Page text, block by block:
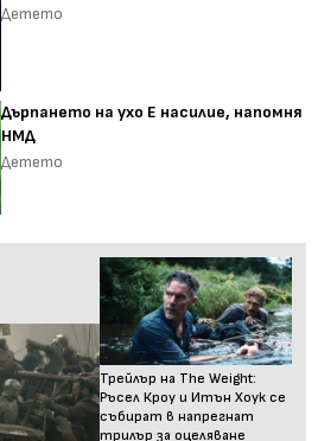
Детето
Дърпането на ухо Е насилие, напомня
НМД
Детето
Трейлър на The Weight:
Ръсел Кроу и Итън Хоук се
събират в напрегнат
трилър за оцеляване